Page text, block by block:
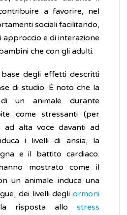
a favorire, nel
sociali facilitando,
approccio e di interazione
che con gli adulti.
base degli effetti descritti
di studio. È noto che la
un animale durante
come stressanti (per
ad alta voce davanti ad
i livelli di ansia, la
e il battito cardiaco.
mostrato come il
un animale induca una
dei livelli degli ormoni
risposta allo stress